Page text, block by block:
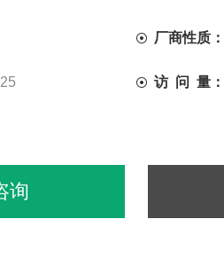
厂商性质：
访 问 量：
询